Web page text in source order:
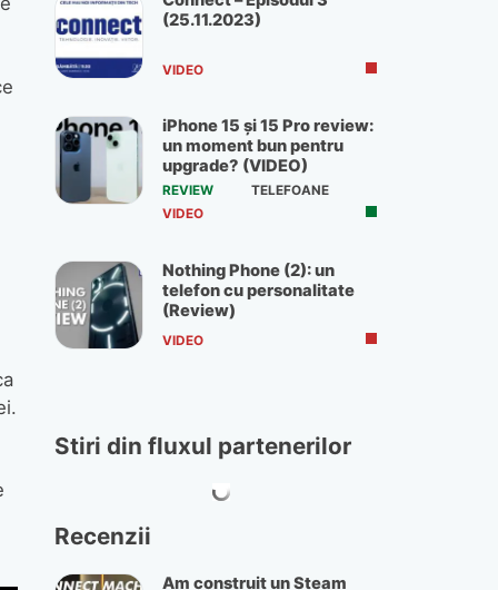
(25.11.2023)
VIDEO
iPhone 15 și 15 Pro review:
un moment bun pentru
upgrade? (VIDEO)
REVIEW
TELEFOANE
VIDEO
Nothing Phone (2): un
telefon cu personalitate
(Review)
VIDEO
Stiri din fluxul partenerilor
Recenzii
Am construit un Steam